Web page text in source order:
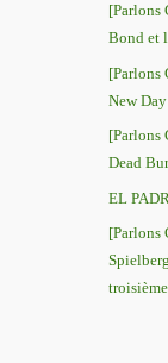
[Parlons
Bond et
[Parlons
New
[Parlons
Dead
EL
[Parlons